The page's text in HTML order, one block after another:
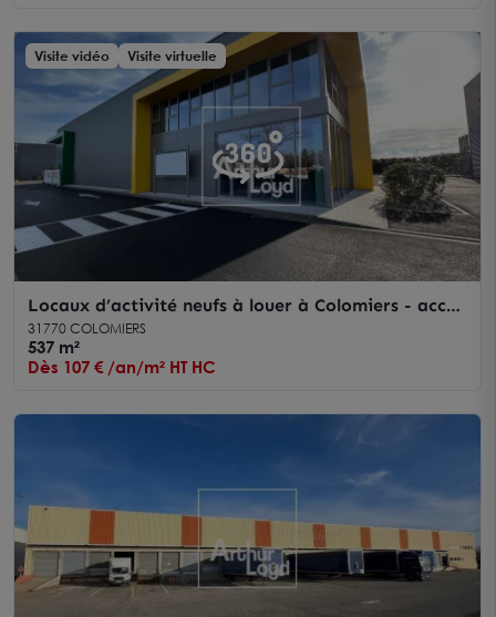
Visite vidéo Visite virtuelle
Locaux d’activité neufs à louer à Colomiers - accès
direct axes routiers
31770 COLOMIERS
537 m²
Dès 107 € /an/m² HT HC